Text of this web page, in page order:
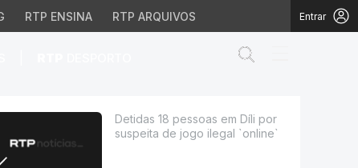
RTP ENSINA RTP ARQUIVOS Entrar
ilegal `online`
Detidas 18 pessoas em Díli por
suspeita de jogo ilegal `online`